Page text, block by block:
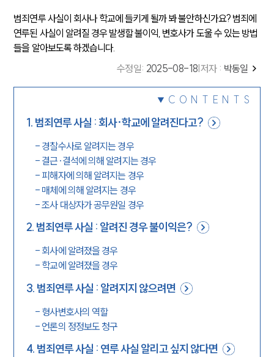
범죄연루 사실이 회사나 학교에 들키게 될까 봐 불안하신가요? 범죄에
연루된 사실이 알려질 경우 발생할 불이익, 변호사가 도울 수 있는 방법
들을 알아보도록 하겠습니다.
수정일: 2025-08-18 저자 : 박동일
CONTENTS
1. 범죄연루 사실 : 회사·학교에 알려진다고?
- 경찰수사로 알려지는 경우
- 결근·결석에 의해 알려지는 경우
- 피해자에 의해 알려지는 경우
- 매체에 의해 알려지는 경우
-조사 대상자가 공무원일 경우
2. 범죄연루 사실 : 알려진 경우 불이익은?
- 회사에 알려졌을 경우
- 학교에 알려졌을 경우
3. 범죄연루 사실 : 알려지지 않으려면
- 형사변호사의 역할
-언론의 정정보도 청구
4. 범죄연루 사실 : 연루 사실 알리고 싶지 않다면